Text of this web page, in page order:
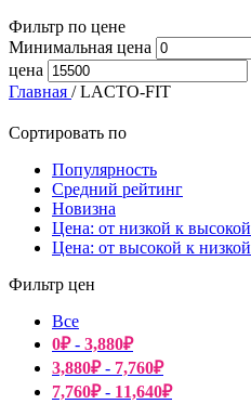
Фильтр по цене
Минимальная цена
цена
Главная / LACTO-FIT
Сортировать по
Популярность
Средний рейтинг
Новизна
Цена: от низкой к высокой
Цена: от высокой к низкой
Фильтр цен
Все
0₽- 3,880₽
3,880₽- 7,760₽
7,760₽- 11,640₽